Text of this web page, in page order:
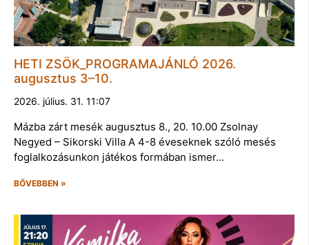
HETI ZSÖK_PROGRAMAJÁNLÓ 2026.
augusztus 3–10.
2026. július. 31. 11:07
Mázba zárt mesék augusztus 8., 20. 10.00 Zsolnay
Negyed – Sikorski Villa A 4-8 éveseknek szóló mesés
foglalkozásunkon játékos formában ismer…
BŐVEBBEN »